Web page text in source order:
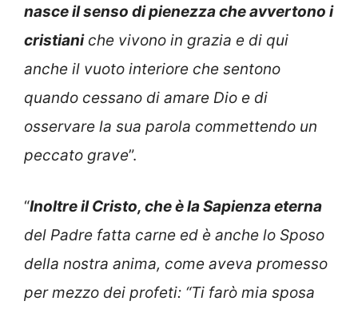
nasce il senso di pienezza che avvertono i
cristianiche vivono in grazia e di qui
anche il vuoto interiore che sentono
quando cessano di amare Dio e di
osservare la sua parola commettendo un
peccato grave”.
“Inoltre il Cristo, che è la Sapienza eterna
del Padre fatta carne ed è anche lo Sposo
della nostra anima, come aveva promesso
per mezzo dei profeti: “Ti farò mia sposa